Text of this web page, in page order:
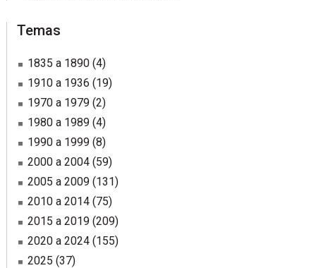
Temas
1835 a 1890(4)
1910 a 1936 (19)
1970 a 1979(2)
1980 a 1989(4)
1990 a 1999(8)
2000 a 2004(59)
2005 a 2009(131)
2010 a 2014(75)
2015 a 2019(209)
2020 a 2024(155)
2025 (37)